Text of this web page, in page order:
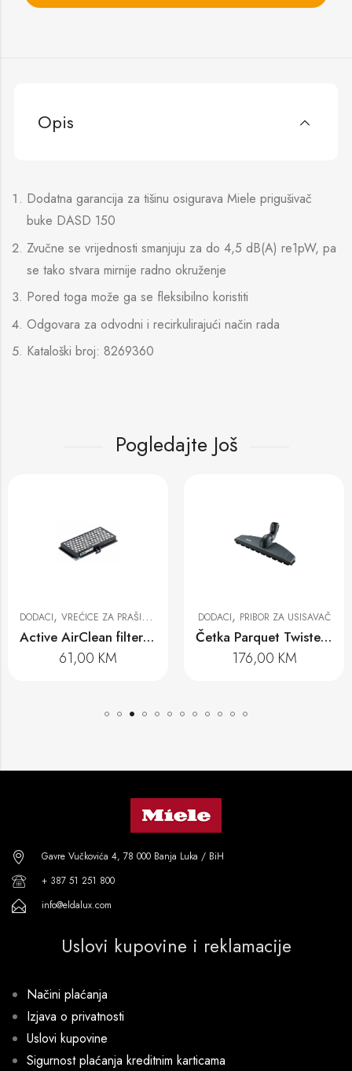
Opis
Dodatna garancija za tišinu osigurava Miele prigušivač
buke DASD 150
Zvučne se vrijednosti smanjuju za do 4,5 dB(A) re1pW, pa
se tako stvara mirnije radno okruženje
Pored toga može ga se fleksibilno koristiti
Odgovara za odvodni i recirkulirajući način rada
Kataloški broj: 8269360
Pogledajte Još
,VREĆICE ZA PRAŠINU I FILTERI
Active AirClean filter SF AA 30
KM
,PRIBOR ZA USISAVAČ
Četka Parquet Twister XL SBB 400-3
176,00KM
Gavre Vučkovića 4, 78 000 Banja Luka / BiH
+ 387 51 251 800
info@eldalux.com
Uslovi kupovine i reklamacije
Načini plaćanja
Izjava o privatnosti
Uslovi kupovine
Sigurnost plaćanja kreditnim karticama